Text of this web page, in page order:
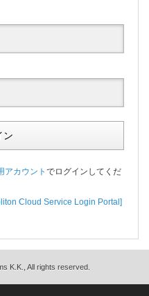
ン
アカウント でログインしてくだ
Cloud Service Login Portal]
K.K., All rights reserved.